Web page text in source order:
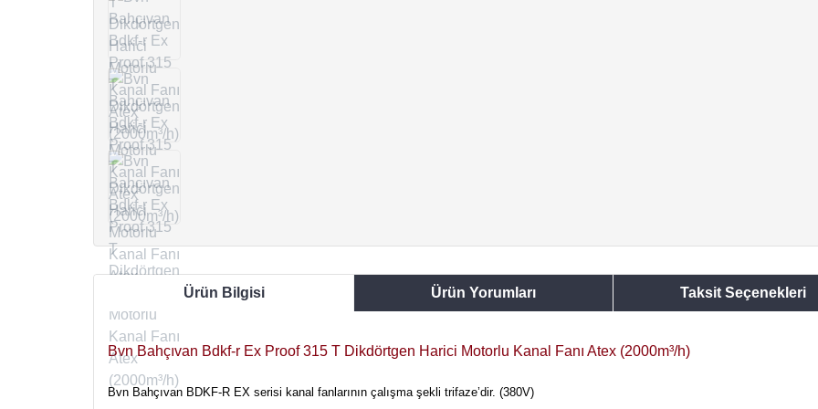
Ürün Bilgisi Ürün Yorumları Taksit Seçenekleri
Bvn Bahçıvan Bdkf-r Ex Proof 315 T Dikdörtgen Harici Motorlu Kanal Fanı Atex (2000m³/h)
Bvn Bahçıvan BDKF-R EX serisi kanal fanlarının çalışma şekli trifaze’dir. (380V)